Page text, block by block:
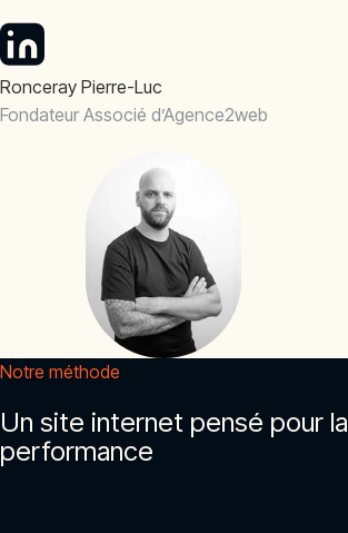
Ronceray Pierre-Luc
Fondateur Associé d’Agence2web
Notre méthode
Un site internet pensé pour la
performance